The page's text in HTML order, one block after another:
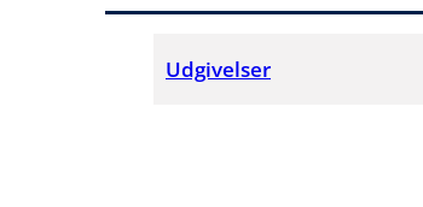
Udgivelser